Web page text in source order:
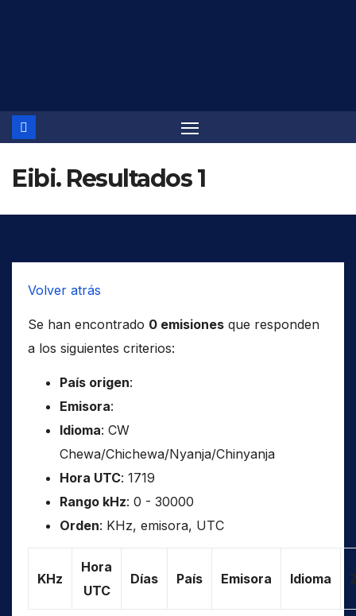
Eibi. Resultados 1
Volver atrás
Se han encontrado 0 emisiones que responden
a los siguientes criterios:
País origen:
Emisora:
Idioma: CW
Chewa/Chichewa/Nyanja/Chinyanja
Hora UTC: 1719
Rango kHz: 0 - 30000
Orden: KHz, emisora, UTC
KHz
Hora
UTC
Días País Emisora Idioma